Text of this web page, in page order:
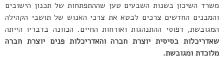
משרד השיכון בשנות השבעים טען שההתפתחות של תכנון הישובים
והמבנים החדשים צרכים לבטא את צרכי האנוש של תושבי הקהילה
המגובשת, דפוסי ההתנהגות ואורחות החיים. הכוונה בדבריו הייתה
שאדריכלות בסיסית יוצרת חברה והאדריכלות פנים יוצרת חברה
מלוכדת ומגובשת.